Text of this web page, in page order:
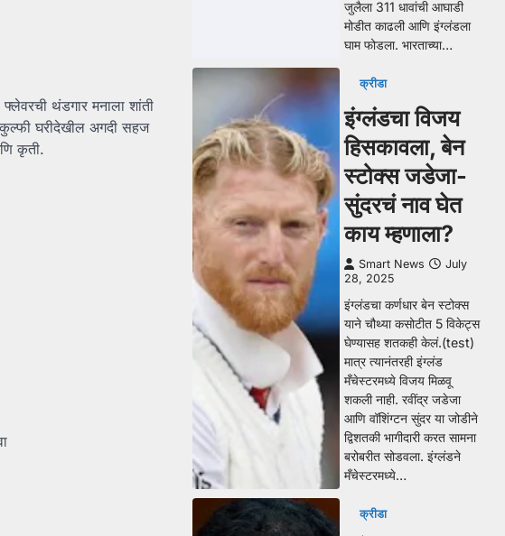
थंडगार मनाला शांती
कुल्फी घरीदेखील अगदी सहज
कृती.
जुलैला 311 धावांची आघाडी
मोडीत काढली आणि इंग्लंडला
घाम फोडला. भारताच्या…
क्रीडा
इंग्लंडचा विजय
हिसकावला, बेन
स्टोक्स जडेजा-
सुंदरचं नाव घेत
काय म्हणाला?
Smart News
July
28, 2025
इंग्लंडचा कर्णधार बेन स्टोक्स
याने चौथ्या कसोटीत 5 विकेट्स
घेण्यासह शतकही केलं.(test)
मात्र त्यानंतरही इंग्लंड
मँचेस्टरमध्ये विजय मिळवू
शकली नाही. रवींद्र जडेजा
आणि वॉशिंग्टन सुंदर या जोडीने
द्विशतकी भागीदारी करत सामना
बरोबरीत सोडवला. इंग्लंडने
मँचेस्टरमध्ये…
क्रीडा